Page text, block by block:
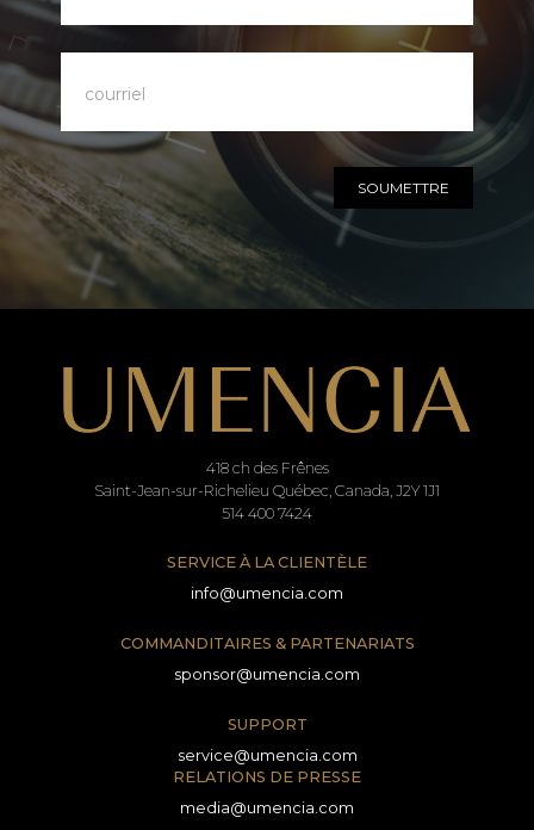
SOUMETTRE
418 ch des Frênes
Saint-Jean-sur-Richelieu Québec, Canada, J2Y 1J1
514 400 7424
SERVICE À LA CLIENTÈLE
info@umencia.com
COMMANDITAIRES & PARTENARIATS
sponsor@umencia.com
SUPPORT
service@umencia.com
RELATIONS DE PRESSE
media@umencia.com